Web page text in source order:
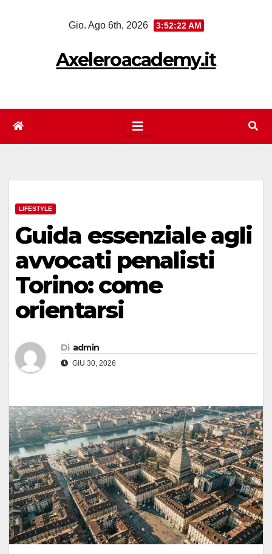
Gio. Ago 6th, 2026 3:52:23 AM
Axeleroacademy.it
LIFESTYLE
Guida essenziale agli
avvocati penalisti
Torino: come
orientarsi
Di admin
GIU 30, 2026